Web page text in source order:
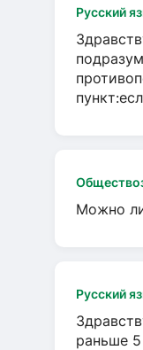
Русский
Можно
Русский
раньше